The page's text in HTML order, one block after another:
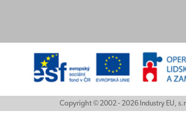
Copyright © 2002 - 2026 Industry EU,